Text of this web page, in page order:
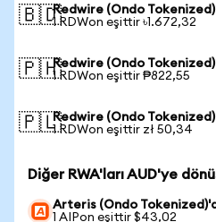
🇧🇩Redwire (Ondo
1 RDWon eşittir ৳1.672,32
🇵🇭Redwire (Ondo
1 RDWon eşittir ₱822,55
🇵🇱Redwire (Ondo
1 RDWon eşittir zł 50,34
Diğer RWA'ları AUD'ye
Arteris (Ondo
1 AIPon eşittir $43,02